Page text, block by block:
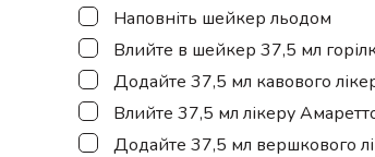
▢
Наповніть шейкер льодом
▢
Влийте в шейкер 37,5 мл
▢
Додайте 37,5 мл кавового
▢
Влийте 37,5 мл лікеру
▢
Додайте 37,5 мл вершкового